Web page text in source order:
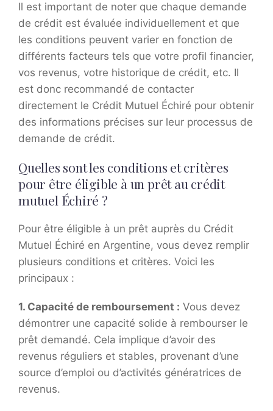
Il est important de noter que chaque demande
de crédit est évaluée individuellement et que
les conditions peuvent varier en fonction de
différents facteurs tels que votre profil financier,
vos revenus, votre historique de crédit, etc. Il
est donc recommandé de contacter
directement le Crédit Mutuel Échiré pour obtenir
des informations précises sur leur processus de
demande de crédit.
Quelles sont les conditions et critères
pour être éligible à un prêt au crédit
mutuel Échiré ?
Pour être éligible à un prêt auprès du Crédit
Mutuel Échiré en Argentine, vous devez remplir
plusieurs conditions et critères. Voici les
principaux :
1. Capacité de remboursement : Vous devez
démontrer une capacité solide à rembourser le
prêt demandé. Cela implique d’avoir des
revenus réguliers et stables, provenant d’une
source d’emploi ou d’activités génératrices de
revenus.